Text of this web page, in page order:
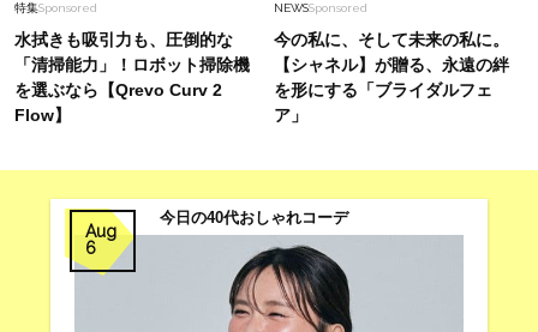
特集Sponsored
水拭きも吸引力も、圧倒的な
「清掃能力」！ロボット掃除機
を選ぶなら【Qrevo Curv 2
Flow】
NEWSSponsored
今の私に、そして未来の私に。
【シャネル】が贈る、永遠の絆
を形にする「ブライダルフェ
ア」
Aug
6
今日の40代おしゃれコーデ